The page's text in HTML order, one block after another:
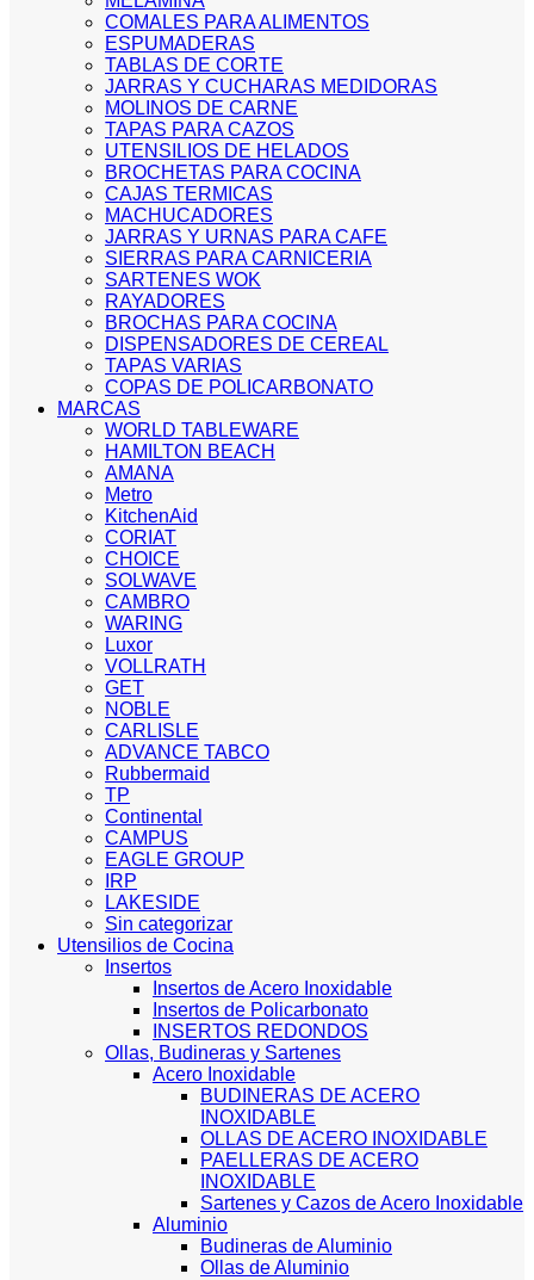
COMALES PARA ALIMENTOS
ESPUMADERAS
TABLAS DE CORTE
JARRAS Y CUCHARAS MEDIDORAS
MOLINOS DE CARNE
TAPAS PARA CAZOS
UTENSILIOS DE HELADOS
BROCHETAS PARA COCINA
CAJAS TERMICAS
MACHUCADORES
JARRAS Y URNAS PARA CAFE
SIERRAS PARA CARNICERIA
SARTENES WOK
RAYADORES
BROCHAS PARA COCINA
DISPENSADORES DE CEREAL
TAPAS VARIAS
COPAS DE POLICARBONATO
MARCAS
WORLD TABLEWARE
HAMILTON BEACH
AMANA
Metro
KitchenAid
CORIAT
CHOICE
SOLWAVE
CAMBRO
WARING
Luxor
VOLLRATH
GET
NOBLE
CARLISLE
ADVANCE TABCO
Rubbermaid
TP
Continental
CAMPUS
EAGLE GROUP
IRP
LAKESIDE
Sin categorizar
Utensilios de Cocina
Insertos
Insertos de Acero Inoxidable
Insertos de Policarbonato
INSERTOS REDONDOS
Ollas, Budineras y Sartenes
Acero Inoxidable
BUDINERAS DE ACERO
INOXIDABLE
OLLAS DE ACERO INOXIDABLE
PAELLERAS DE ACERO
INOXIDABLE
Sartenes y Cazos de Acero Inoxidable
Aluminio
Budineras de Aluminio
Ollas de Aluminio